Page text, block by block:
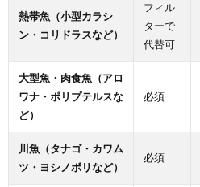
熱帯魚（小型カラシ
ン・コリドラスなど）
フィル
ターで
代替可
大型魚・肉食魚（アロ
ワナ・ポリプテルスな
ど）
必須
川魚（タナゴ・カワム
ツ・ヨシノボリなど）
必須